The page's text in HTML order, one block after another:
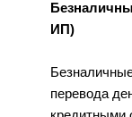
ИП)
перевода